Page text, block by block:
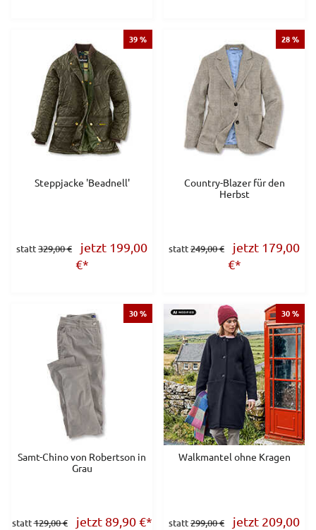
39 %
Steppjacke 'Beadnell'
statt329,00 €
jetzt 199,00
€*
28 %
Country-Blazer für den
Herbst
statt249,00 €
jetzt 179,00
€*
30 %
Samt-Chino von Robertson in
Grau
statt129,00 € jetzt 89,90€*
30 %
Walkmantel ohne Kragen
statt299,00 €
jetzt 209,00